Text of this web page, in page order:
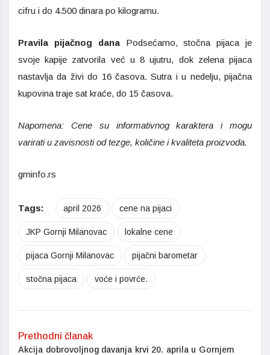
cifru i do 4.500 dinara po kilogramu.
Pravila pijačnog danaPodsećamo, stočna pijaca je
svoje kapije zatvorila već u 8 ujutru, dok zelena pijaca
nastavlja da živi do 16 časova. Sutra i u nedelju, pijačna
kupovina traje sat kraće, do 15 časova.
Napomena: Cene su informativnog karaktera i mogu
varirati u zavisnosti od tezge, količine i kvaliteta proizvoda.
gminfo.rs
Tags: april 2026 cene na pijaci
JKP Gornji Milanovac lokalne cene
pijaca Gornji Milanovac pijačni barometar
stočna pijaca voće i povrće.
Prethodni članak
Akcija dobrovoljnog davanja krvi 20. aprila u Gornjem